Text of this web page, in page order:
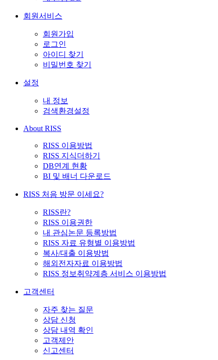
회원서비스
회원가입
로그인
아이디 찾기
비밀번호 찾기
설정
내 정보
검색환경설정
About RISS
RISS 이용방법
RISS 지식더하기
DB연계 현황
BI 및 배너 다운로드
RISS 처음 방문 이세요?
RISS란?
RISS 이용권한
내 관심논문 등록방법
RISS 자료 유형별 이용방법
복사/대출 이용방법
해외전자자료 이용방법
RISS 정보취약계층 서비스 이용방법
고객센터
자주 찾는 질문
상담 신청
상담 내역 확인
고객제안
신고센터